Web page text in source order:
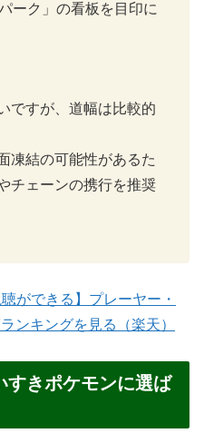
ーク」の看板を目印に
ですが、道幅は比較的
凍結の可能性があるた
チェーンの携行を推奨
ができる】プレーヤー・
ンキングを見る（楽天）
すきポケモンに選ば